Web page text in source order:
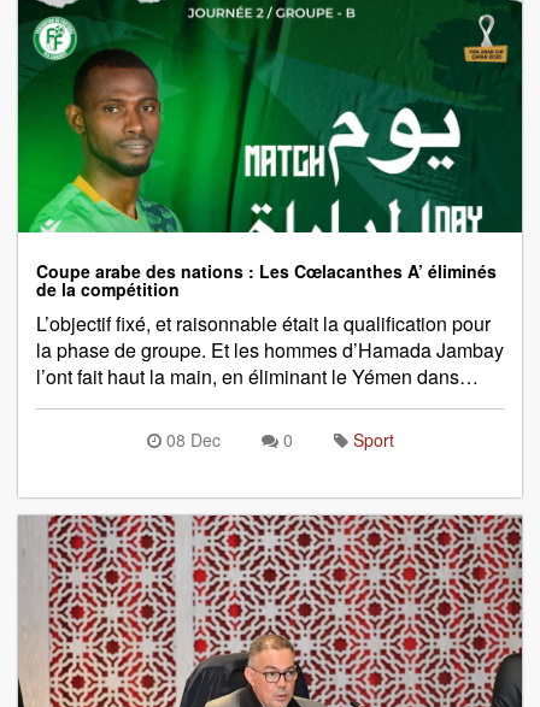
Coupe arabe des nations : Les Cœlacanthes A’ éliminés
de la compétition
L’objectif fixé, et raisonnable était la qualification pour
la phase de groupe. Et les hommes d’Hamada Jambay
l’ont fait haut la main, en éliminant le Yémen dans…
08 Dec 0 Sport